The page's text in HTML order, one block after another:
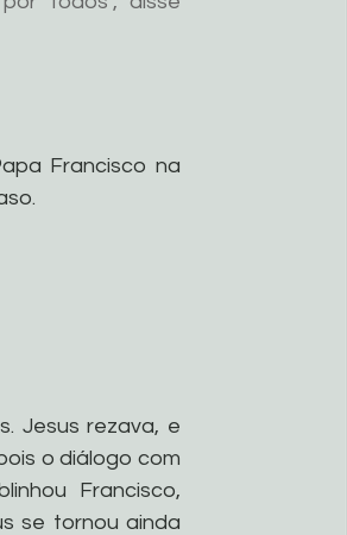
Francisco na
Jesus rezava, e
o diálogo com
Francisco,
se tornou ainda